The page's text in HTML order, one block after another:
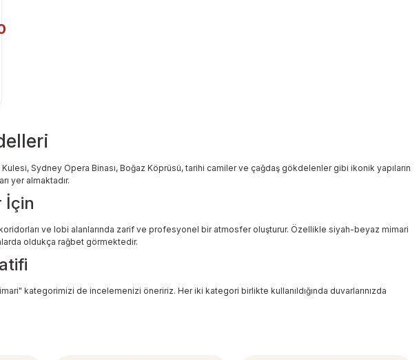
Sydney Opera Binası, Boğaz Köprüsü, tarihi camiler ve çağdaş gökdelenler gibi ikonik yapıların
yer almaktadır.
İçin
ve lobi alanlarında zarif ve profesyonel bir atmosfer oluşturur. Özellikle siyah-beyaz mimari
oldukça rağbet görmektedir.
kategorimizi de incelemenizi öneririz. Her iki kategori birlikte kullanıldığında duvarlarınızda